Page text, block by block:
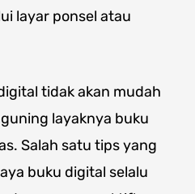
layar ponsel atau
tidak akan mudah
layaknya buku
Salah satu tips yang
buku digital selalu